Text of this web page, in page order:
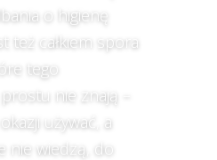
o higienę
też całkiem spora
tego
nie znają –
używać, a
nie wiedzą, do